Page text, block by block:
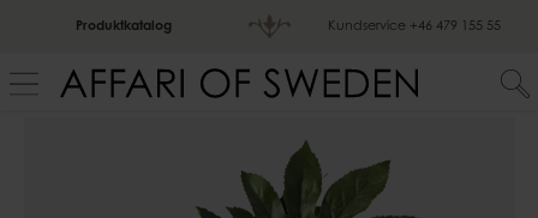
Produktkatalog Kundservice +46 479 155 55